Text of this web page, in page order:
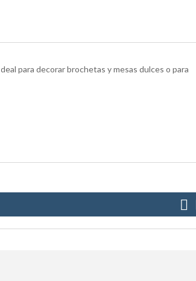
para decorar brochetas y mesas dulces o para